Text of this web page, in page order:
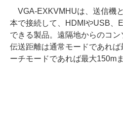
VGA-EXKVMHUは、送信機
本で接続して、HDMIやUSB、
できる製品。遠隔地からのコン
伝送距離は通常モードであれば
ーチモードであれば最大150m